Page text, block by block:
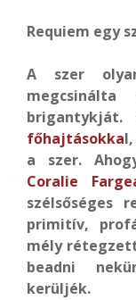
Requiem egy
A szer
brigantykját.
főhajtásokka
a szer.
Coralie
szélsőséges
primitív,
mély
beadni
kerüljék.